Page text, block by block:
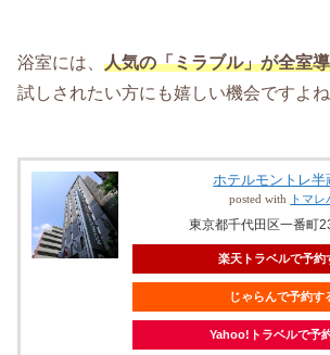
浴室には、 人気の「ミラブル」が全室
試しされたい方にも嬉しい機会ですよね
ホテルモントレ半
posted with トマレ
東京都千代田区一番町
楽天トラベルで予約
じゃらんで予約す
Yahoo!トラベルで予